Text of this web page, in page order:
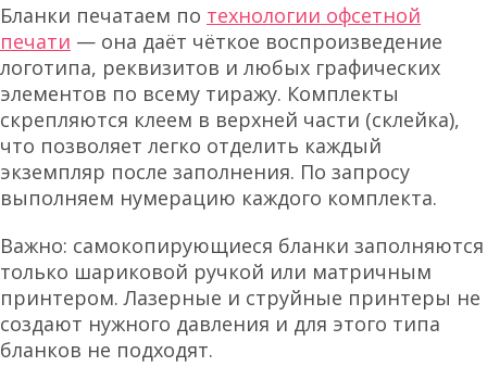
Бланки печатаем по технологии офсетной
печати — она даёт чёткое воспроизведение
логотипа, реквизитов и любых графических
элементов по всему тиражу. Комплекты
скрепляются клеем в верхней части (склейка),
что позволяет легко отделить каждый
экземпляр после заполнения. По запросу
выполняем нумерацию каждого комплекта.
Важно: самокопирующиеся бланки заполняются
только шариковой ручкой или матричным
принтером. Лазерные и струйные принтеры не
создают нужного давления и для этого типа
бланков не подходят.